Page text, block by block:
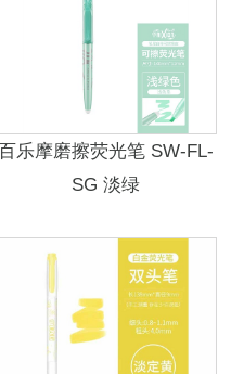
百乐摩磨擦荧光笔 SW-FL-
SG 淡绿